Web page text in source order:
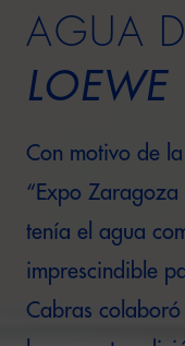
AGUA
LOEWE
Con motivo de
“Expo
tenía el agua
imprescindible
Cabras